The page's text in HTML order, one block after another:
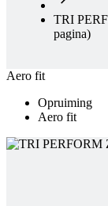
Aero fit
Opruiming